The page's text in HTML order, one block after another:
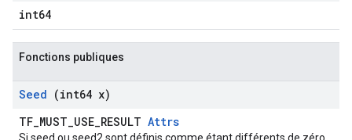
int64
Fonctions publiques
Seed (int64 x)
TF_MUST_USE_RESULT Attrs